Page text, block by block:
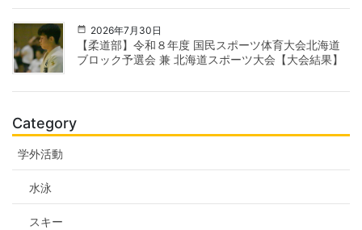
2026年7月30日
【柔道部】令和８年度 国民スポーツ体育大会北海道
ブロック予選会 兼 北海道スポーツ大会【大会結果】
Category
学外活動
水泳
スキー